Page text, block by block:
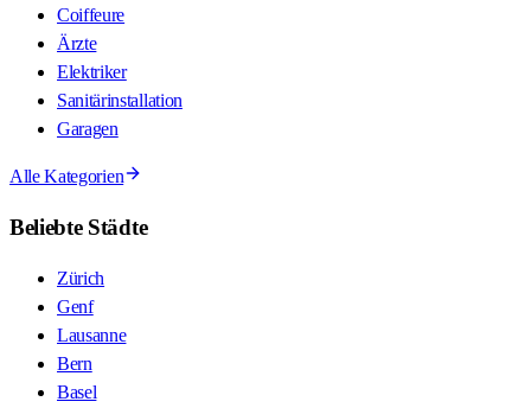
Coiffeure
Ärzte
Elektriker
Sanitärinstallation
Garagen
Alle Kategorien
Beliebte Städte
Zürich
Genf
Lausanne
Bern
Basel